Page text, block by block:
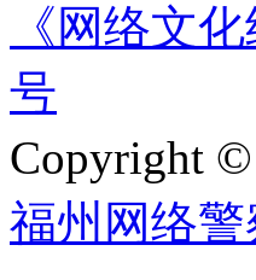
《网络文
号
Copyright
福州网络